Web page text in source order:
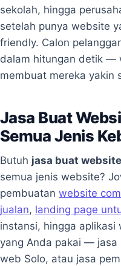
sekolah, hingga
setelah punya website
friendly. Calon
dalam hitungan detik —
membuat mereka yakin
Jasa Buat
Semua Jenis
Butuh jasa buat
semua jenis website?
pembuatan website
jualan, landing page
instansi, hingga aplikasi
yang Anda pakai —
web Solo, atau jasa